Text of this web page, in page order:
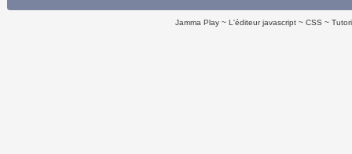
Jamma Play L'éditeur javascript CSS